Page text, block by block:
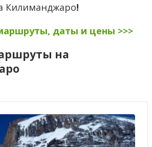
Килиманджаро!
даты и цены >>>
на